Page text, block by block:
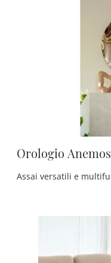
Orologio Anemos